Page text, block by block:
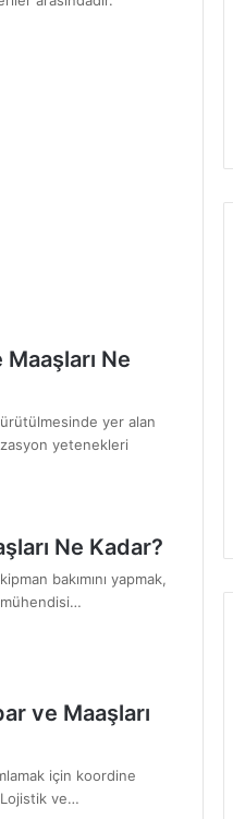
Ne
yer alan
yetenekleri
Ne Kadar?
bakımını yapmak,
ve Maaşları
için koordine
ve…